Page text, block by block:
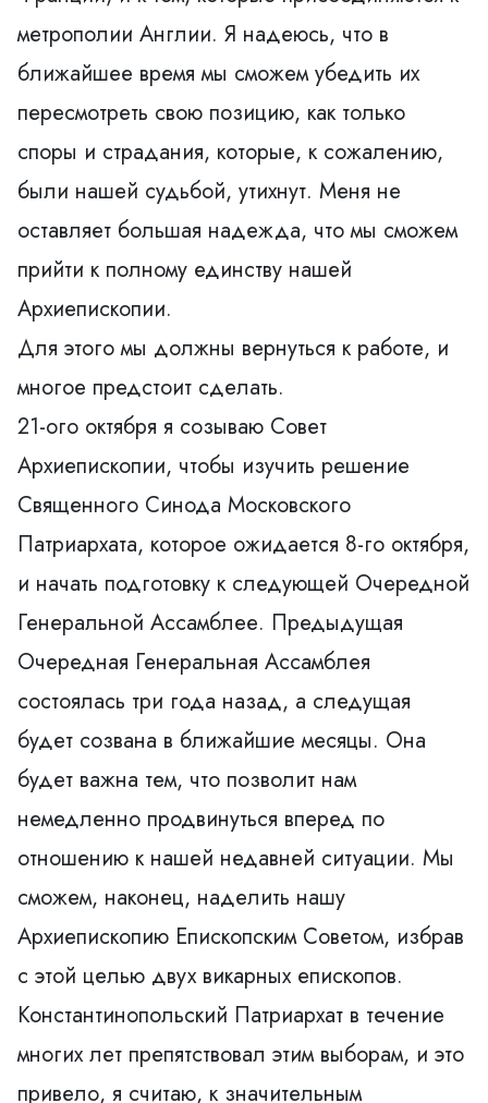
метрополии Англии. Я надеюсь, что в
ближайшее время мы сможем убедить их
пересмотреть свою позицию, как только
споры и страдания, которые, к сожалению,
были нашей судьбой, утихнут. Меня не
оставляет большая надежда, что мы сможем
прийти к полному единству нашей
Архиепископии.
Для этого мы должны вернуться к работе, и
многое предстоит сделать.
21-ого октября я созываю Совет
Архиепископии, чтобы изучить решение
Священного Синода Московского
Патриархата, которое ожидается 8-го октября,
и начать подготовку к следующей Очередной
Генеральной Ассамблее. Предыдущая
Очередная Генеральная Ассамблея
состоялась три года назад, а следущая
будет созвана в ближайшие месяцы. Она
будет важна тем, что позволит нам
немедленно продвинуться вперед по
отношению к нашей недавней ситуации. Мы
сможем, наконец, наделить нашу
Архиепископию Епископским Советом, избрав
с этой целью двух викарных епископов.
Константинопольский Патриархат в течение
многих лет препятствовал этим выборам, и это
привело, я считаю, к значительным